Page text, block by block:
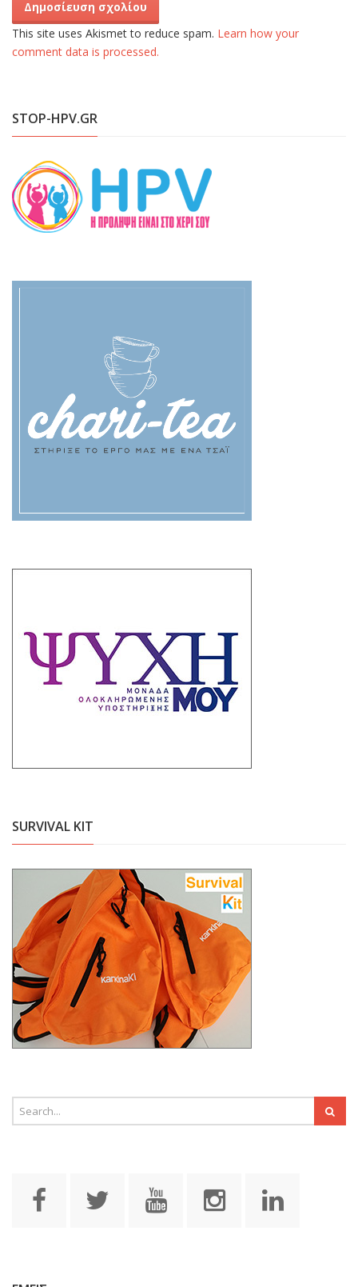
This site uses Akismet to reduce spam. Learn how your
comment data is processed.
STOP-HPV.GR
SURVIVAL KIT